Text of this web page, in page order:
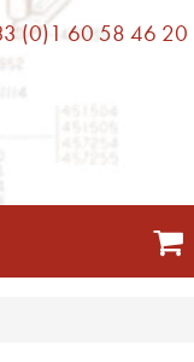
(0)1 60 58 46 20